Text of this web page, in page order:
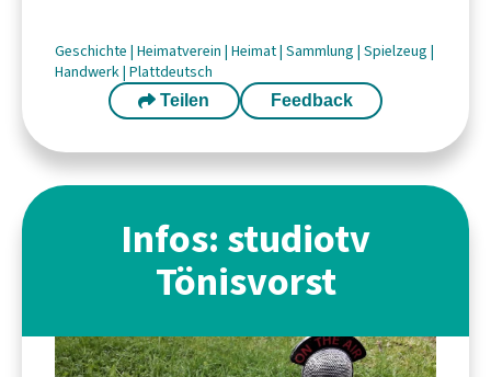
Geschichte | Heimatverein | Heimat| Sammlung | Spielzeug |
Handwerk| Plattdeutsch
Teilen Feedback
Infos: studiotv
Tönisvorst